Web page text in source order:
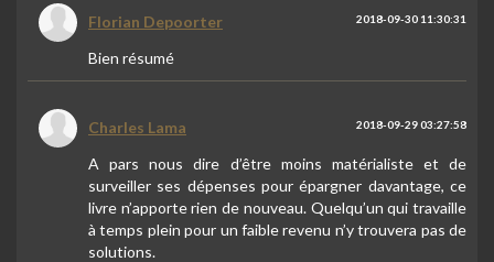
Florian Depoorter 2018-09-30 11:30:31
Bien résumé
Charles Lama 2018-09-29 03:27:58
A pars nous dire d’être moins matérialiste et de
surveiller ses dépenses pour épargner davantage, ce
livre n’apporte rien de nouveau. Quelqu’un qui travaille
à temps plein pour un faible revenu n’y trouvera pas de
solutions.